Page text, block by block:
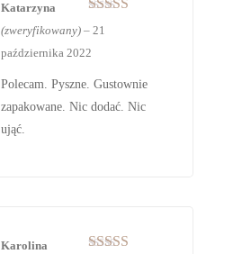
Oceniono
na 5
Katarzyna
(zweryfikowany) – 21
października 2022
Polecam. Pyszne. Gustownie
zapakowane. Nic dodać. Nic
ująć.
Karolina